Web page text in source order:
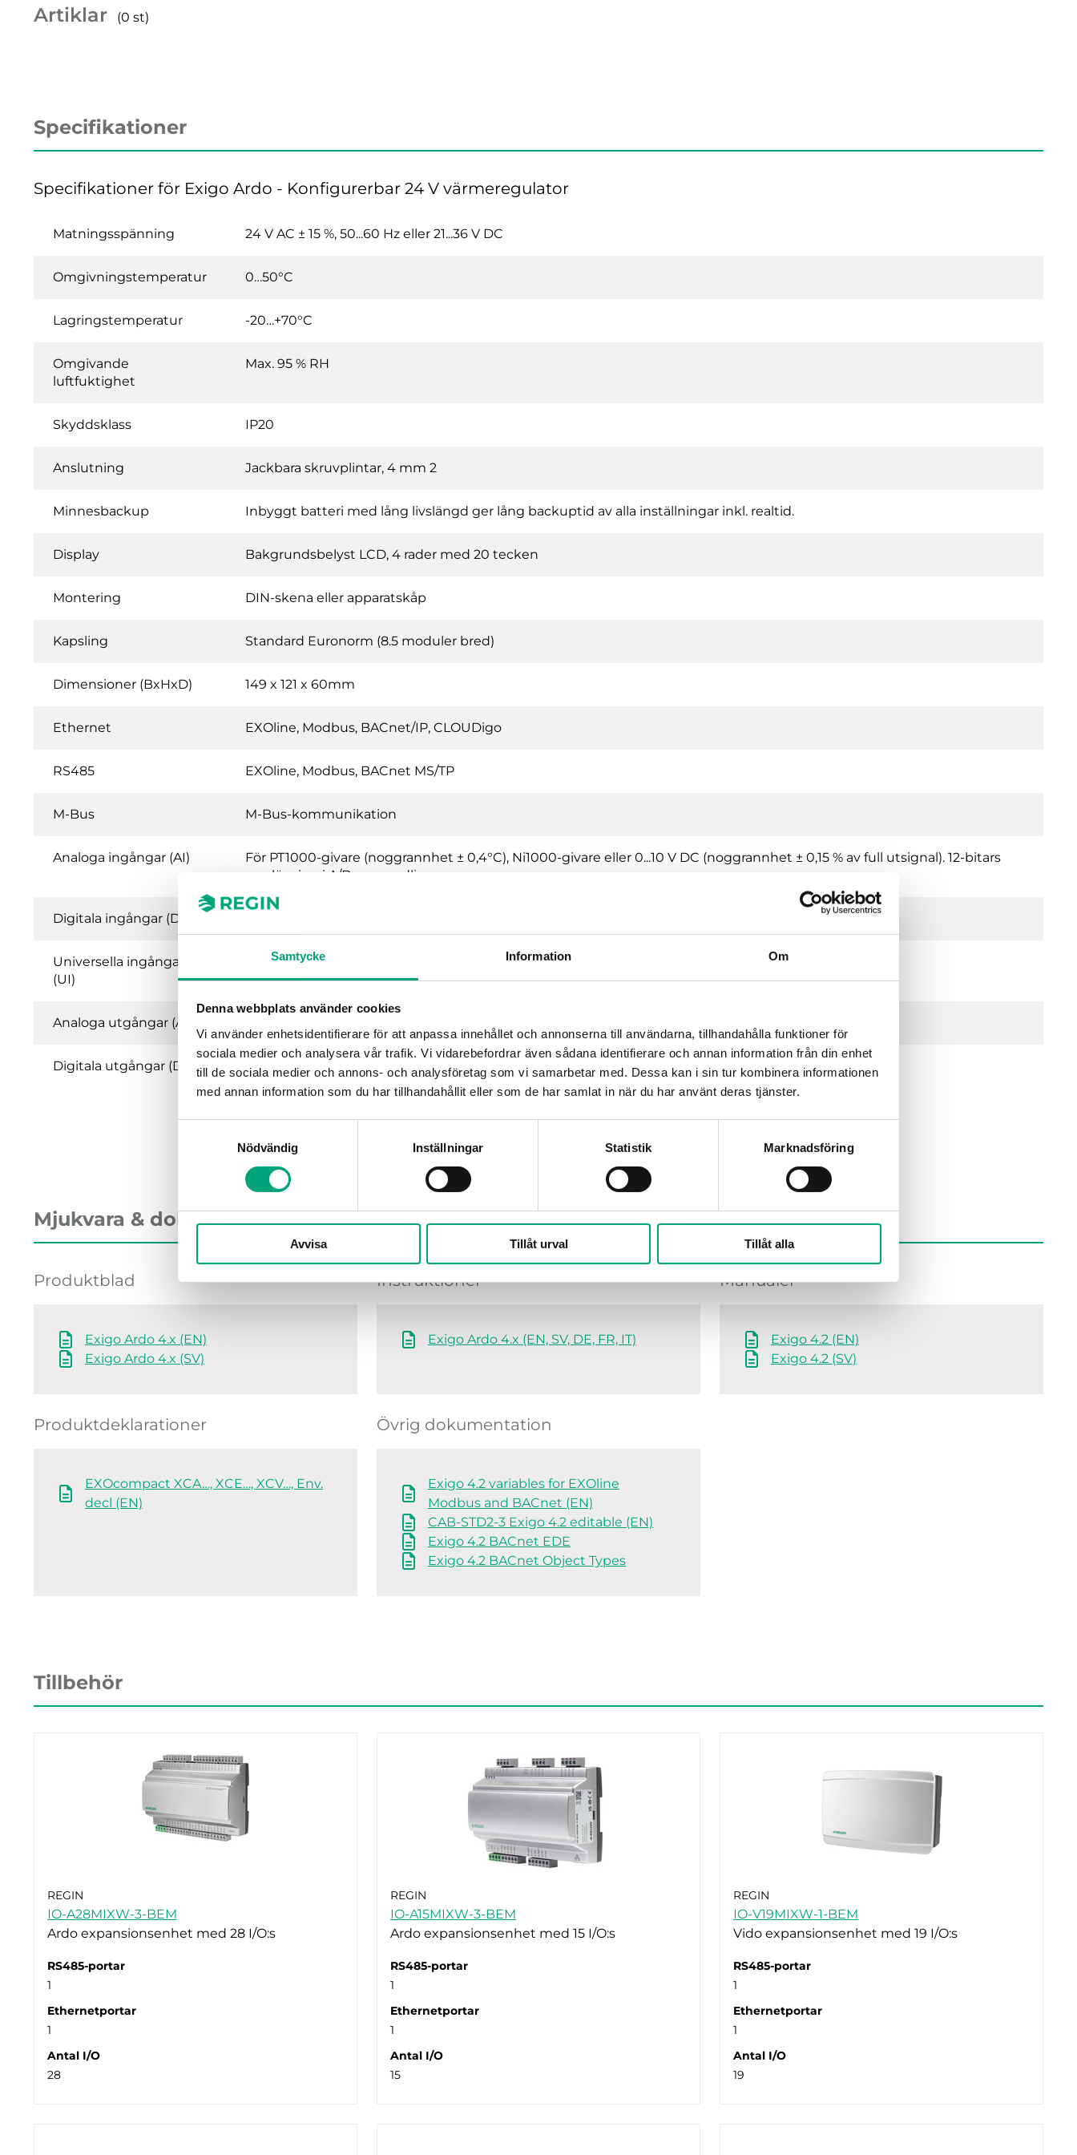
Samtycke Information Om
Denna webbplats använder cookies
Vi använder enhetsidentifierare för att anpassa innehållet och annonserna till användarna, tillhandahålla funktioner för
sociala medier och analysera vår trafik. Vi vidarebefordrar även sådana identifierare och annan information från din enhet
till de sociala medier och annons- och analysföretag som vi samarbetar med. Dessa kan i sin tur kombinera informationen
med annan information som du har tillhandahållit eller som de har samlat in när du har använt deras tjänster.
Nödvändig
Inställningar Statistik Marknadsföring
Avvisa Tillåt urval Tillåt alla
Artiklar (0 st)
Specifikationer
Specifikationer för Exigo Ardo - Konfigurerbar 24 V värmeregulator
Matningsspänning 24 V AC ± 15 %, 50...60 Hz eller 21...36 V DC
Omgivningstemperatur 0…50°C
Lagringstemperatur -20…+70°C
Omgivande
luftfuktighet
Max. 95 % RH
Skyddsklass IP20
Anslutning Jackbara skruvplintar, 4 mm 2
Minnesbackup Inbyggt batteri med lång livslängd ger lång backuptid av alla inställningar inkl. realtid.
Display Bakgrundsbelyst LCD, 4 rader med 20 tecken
Montering DIN-skena eller apparatskåp
Kapsling Standard Euronorm (8.5 moduler bred)
Dimensioner (BxHxD) 149 x 121 x 60mm
Ethernet EXOline, Modbus, BACnet/IP, CLOUDigo
RS485 EXOline, Modbus, BACnet MS/TP
M-Bus M-Bus-kommunikation
Analoga ingångar (AI)
För PT1000-givare (noggrannhet ± 0,4°C), Ni1000-givare eller 0...10 V DC (noggrannhet ± 0,15 % av full utsignal). 12-bitars
upplösning i A/D-omvandlingen.
Digitala ingångar (DI)
Universella ingångar
(UI)
AI eller DI
Analoga utgångar (AO)
Digitala utgångar (DO) Mosfetutgångar, 24 V AC eller DC, 2 A kontinuerligt. Max. 8 A totalt.
Mjukvara & dokumentation
Produktblad
Exigo Ardo 4.x (EN)
Exigo Ardo 4.x (SV)
Instruktioner
Exigo Ardo 4.x (EN, SV, DE, FR, IT)
Manualer
Exigo 4.2 (EN)
Exigo 4.2 (SV)
Produktdeklarationer
EXOcompact XCA…, XCE…, XCV…, Env.
decl (EN)
Övrig dokumentation
Exigo 4.2 variables for EXOline
Modbus and BACnet (EN)
CAB-STD2-3 Exigo 4.2 editable (EN)
Exigo 4.2 BACnet EDE
Exigo 4.2 BACnet Object Types
Tillbehör
REGIN
IO-A28MIXW-3-BEM
Ardo expansionsenhet med 28 I/O:s
RS485-portar
1
Ethernetportar
1
Antal I/O
28
REGIN
IO-A15MIXW-3-BEM
Ardo expansionsenhet med 15 I/O:s
RS485-portar
1
Ethernetportar
1
Antal I/O
15
REGIN
IO-V19MIXW-1-BEM
Vido expansionsenhet med 19 I/O:s
RS485-portar
1
Ethernetportar
1
Antal I/O
19